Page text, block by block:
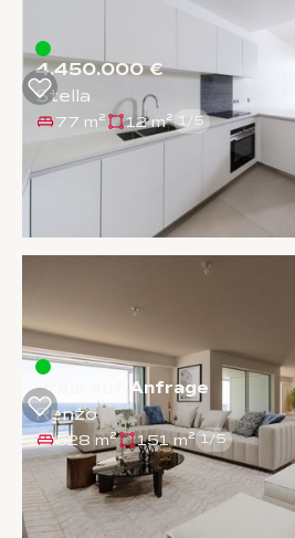
4.450.000 €
Stella
77 m² 12 m² 1/5
Preis auf Anfrage
Renzo
528 m² 151 m² 1/5